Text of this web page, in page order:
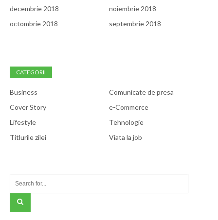
decembrie 2018
noiembrie 2018
octombrie 2018
septembrie 2018
CATEGORII
Business
Comunicate de presa
Cover Story
e-Commerce
Lifestyle
Tehnologie
Titlurile zilei
Viata la job